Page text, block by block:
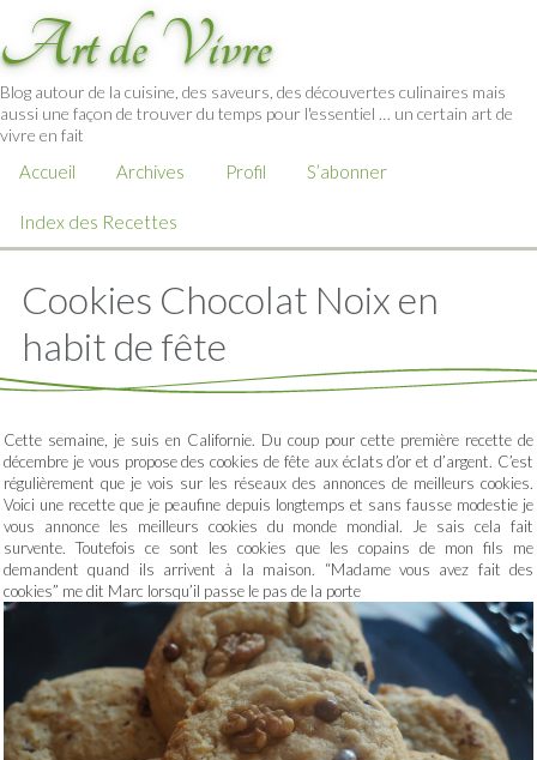
Art de Vivre
Blog autour de la cuisine, des saveurs, des découvertes culinaires mais
aussi une façon de trouver du temps pour l'essentiel … un certain art de
vivre en fait
Accueil Archives Profil S’abonner
Index des Recettes
Cookies Chocolat Noix en
habit de fête
Cette semaine, je suis en Californie. Du coup pour cette première recette de
décembre je vous propose des cookies de fête aux éclats d’or et d’argent. C’est
régulièrement que je vois sur les réseaux des annonces de meilleurs cookies.
Voici une recette que je peaufine depuis longtemps et sans fausse modestie je
vous annonce les meilleurs cookies du monde mondial. Je sais cela fait
survente. Toutefois ce sont les cookies que les copains de mon fils me
demandent quand ils arrivent à la maison. “Madame vous avez fait des
cookies” me dit Marc lorsqu’il passe le pas de la porte